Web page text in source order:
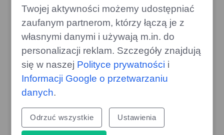
Drewno, których lepiej unikać w
kominku – mogą uszkodzić komin
edithome.pl
Twojej aktywności możemy udostępniać
zaufanym partnerom, którzy łączą je z
własnymi danymi i używają m.in. do
personalizacji reklam. Szczegóły znajdują
się w naszej Polityce prywatności i
Informacji Google o przetwarzaniu
danych.
Odrzuć wszystkie Ustawienia